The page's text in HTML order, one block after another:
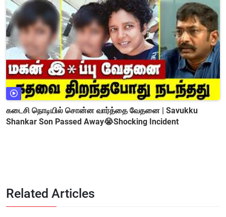
கடைசி நொடியில் சொன்ன வார்த்தை வேதனை | Savukku
Shankar Son Passed Away😭Shocking Incident
Related Articles